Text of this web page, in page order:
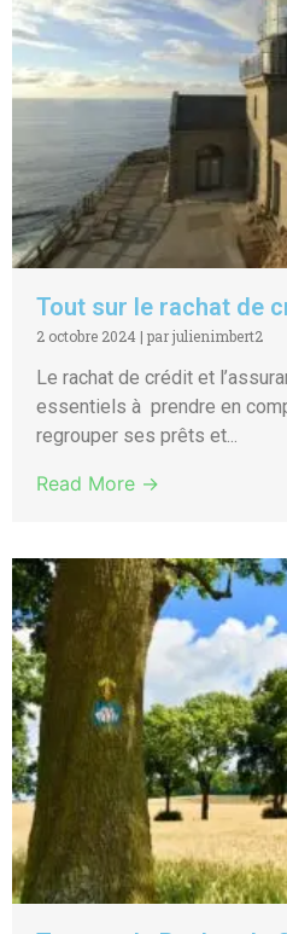
Tout sur le rachat de
2 octobre 2024 | par julienimbert2
Le rachat de crédit et
essentiels à prendre en
regrouper ses prêts et...
Read More →